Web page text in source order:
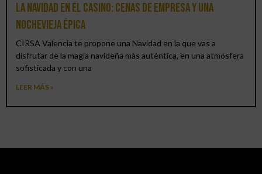
La Navidad en el Casino: cenas de empresa y una
Nochevieja épica
CIRSA Valencia te propone una Navidad en la que vas a
disfrutar de la magia navideña más auténtica, en una atmósfera
sofisticada y con una
LEER MÁS »